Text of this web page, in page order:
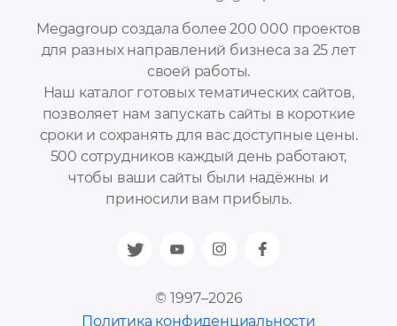
Megagroup создала более 200 000 проектов
для разных направлений бизнеса за 25 лет
своей работы.
Наш каталог готовых тематических сайтов,
позволяет нам запускать сайты в короткие
сроки и сохранять для вас доступные цены.
500 сотрудников каждый день работают,
чтобы ваши сайты были надёжны и
приносили вам прибыль.
© 1997–2026
Политика конфиденциальности